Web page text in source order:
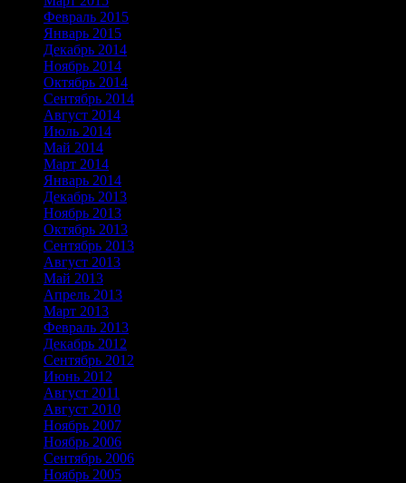
Февраль 2015
Январь 2015
Декабрь 2014
Ноябрь 2014
Октябрь 2014
Сентябрь 2014
Август 2014
Июль 2014
Май 2014
Март 2014
Январь 2014
Декабрь 2013
Ноябрь 2013
Октябрь 2013
Сентябрь 2013
Август 2013
Май 2013
Апрель 2013
Март 2013
Февраль 2013
Декабрь 2012
Сентябрь 2012
Июнь 2012
Август 2011
Август 2010
Ноябрь 2007
Ноябрь 2006
Сентябрь 2006
Ноябрь 2005